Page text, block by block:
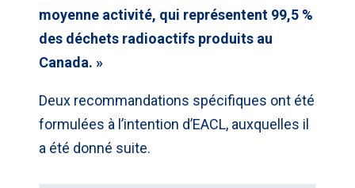
moyenne activité, qui représentent 99,5 %
des déchets radioactifs produits au
Canada. »
Deux recommandations spécifiques ont été
formulées à l’intention d’EACL, auxquelles il
a été donné suite.